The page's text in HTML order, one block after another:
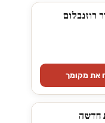
רוזנבלום
את מקומך
חדשה